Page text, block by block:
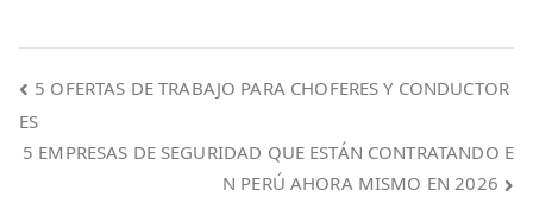
Navegación
de
5 OFERTAS DE TRABAJO PARA CHOFERES Y CONDUCTOR
ES
5 EMPRESAS DE SEGURIDAD QUE ESTÁN CONTRATANDO E
N PERÚ AHORA MISMO EN 2026